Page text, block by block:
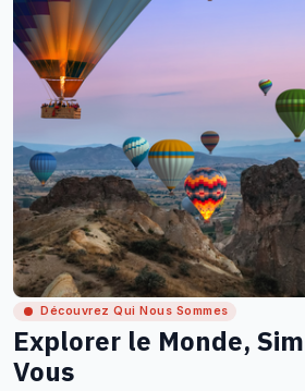
Découvrez Qui Nous Sommes
Explorer le Monde,
Vous